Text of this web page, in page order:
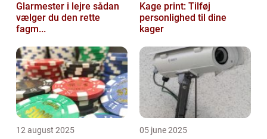
Glarmester i lejre sådan
vælger du den rette
fagm...
Kage print: Tilføj
personlighed til dine
kager
12 august 2025 05 june 2025